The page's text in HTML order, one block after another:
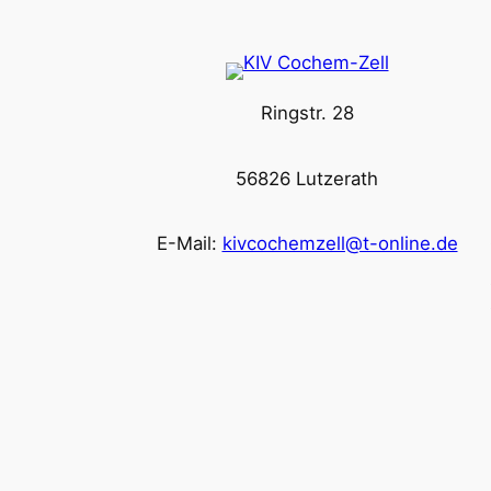
Ringstr. 28
56826 Lutzerath
E-Mail: kivcochemzell@t-online.de